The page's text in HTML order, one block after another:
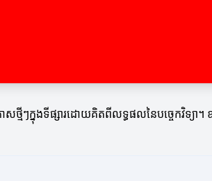
មីៗក្នុងទីផ្សារដោយគិតពីលទ្ធផលនៃបច្ចេកវិទ្យា